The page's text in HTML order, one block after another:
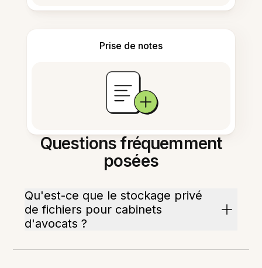
Prise de notes
Questions fréquemment
posées
Qu'est-ce que le stockage privé
de fichiers pour cabinets
d'avocats ?